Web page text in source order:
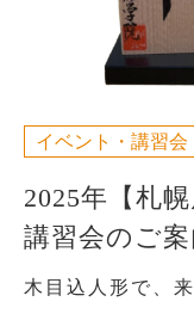
イベント・講習会
2025年【札
講習会のご
木目込人形で、